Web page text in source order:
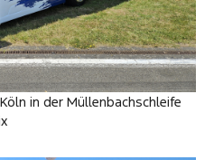
in der Müllenbachschleife